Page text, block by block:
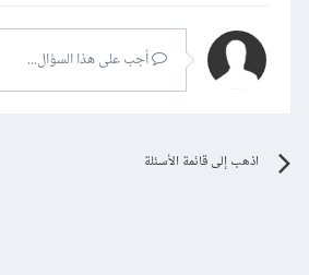
أجب على هذا السؤال...
اذهب إلى قائمة الأسئلة